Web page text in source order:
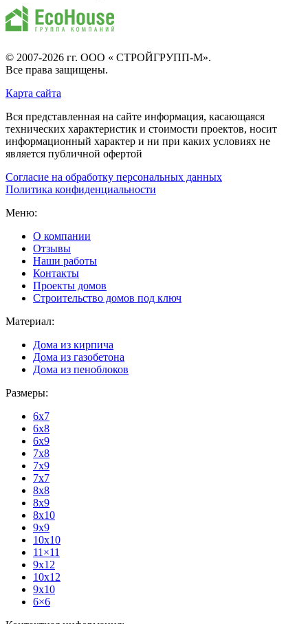
© 2007-2026 гг. ООО « СТРОЙГРУПП-М».
Все права защищены.
Карта сайта
Вся представленная на сайте информация, касающаяся
технических характеристик и стоимости проектов, носит
информационный характер и ни при каких условиях не
является публичной офертой
Согласие на обработку персональных данных
Политика конфиденциальности
Меню:
О компании
Отзывы
Наши работы
Контакты
Проекты домов
Строительство домов под ключ
Материал:
Дома из кирпича
Дома из газобетона
Дома из пеноблоков
Размеры:
6x7
6x8
6x9
7x8
7x9
7x7
8x8
8x9
8x10
9x9
10x10
11×11
9x12
10x12
9x10
6×6